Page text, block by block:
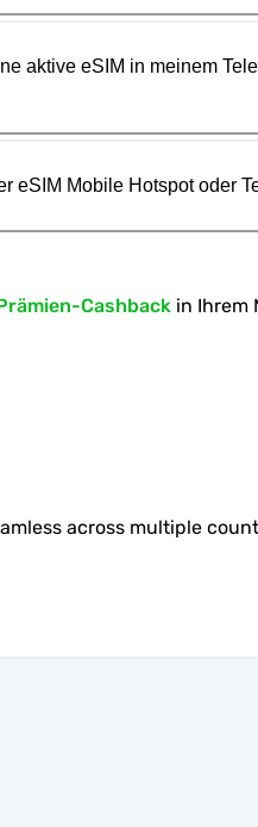
aktive eSIM in meinem
eSIM Mobile Hotspot oder
Cashback in Ihrem
across multiple